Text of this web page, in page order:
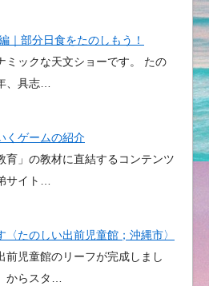
｜部分日食をたのしもう！
ミックな天文ショーです。 たの
、具志…
くゲームの紹介
」の教材に直結するコンテンツ
サイト…
たのしい出前児童館；沖縄市〉
児童館のリーフが完成しまし
からスタ…